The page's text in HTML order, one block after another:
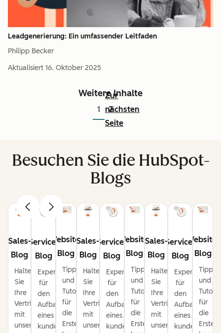
Leadgenerierung: Ein umfassender Leitfaden
Philipp Becker
Aktualisiert 16. Oktober 2025
Weitere Inhalte
1 2
Zur
nächsten
Seite
Besuchen Sie die HubSpot-
Blogs
Sales-
Blog
Halten
Sie
Ihre
Vertriebspipeline
mit
unseren
Service-
Blog
Expertentipps
für
den
Aufbau
eines
kundenorientierten
Website-
Blog
Tipps
und
Tutorials
für
die
Erstellung
Sales-
Blog
Halten
Sie
Ihre
Vertriebspipeline
mit
unseren
Service-
Blog
Expertentipps
für
den
Aufbau
eines
kundenorientierten
Website-
Blog
Tipps
und
Tutorials
für
die
Erstellung
Sales-
Blog
Halten
Sie
Ihre
Vertriebspipeline
mit
unseren
Service-
Blog
Expertentipps
für
den
Aufbau
eines
Website-
Blog
Tipps
und
für
die